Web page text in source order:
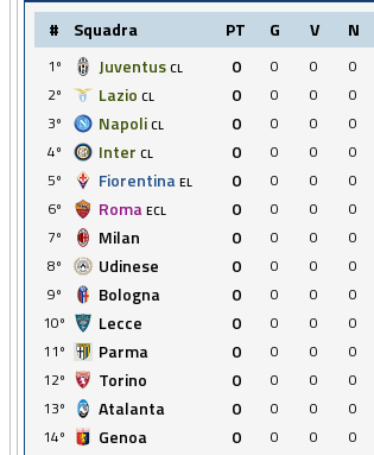
# Squadra PT G V N
1º Juventus CL 0 0 0 0
2º
Lazio CL 0 0 0 0
3º
Napoli CL 0 0 0 0
4º
Inter CL 0 0 0 0
5º
Fiorentina EL 0 0 0 0
6º
Roma ECL 0 0 0 0
7º
Milan 0 0 0 0
8º
Udinese 0 0 0 0
9º
Bologna 0 0 0 0
10º
Lecce 0 0 0 0
11º
Parma 0 0 0 0
12º
Torino 0 0 0 0
13º
Atalanta 0 0 0 0
14º
Genoa 0 0 0 0